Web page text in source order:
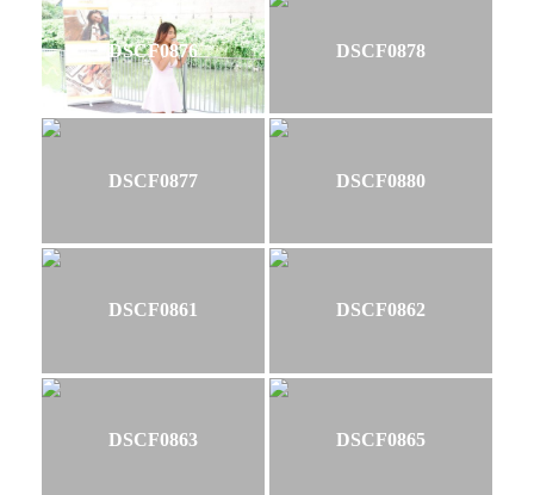
DSCF0876 DSCF0878
DSCF0877 DSCF0880
DSCF0861 DSCF0862
DSCF0863 DSCF0865